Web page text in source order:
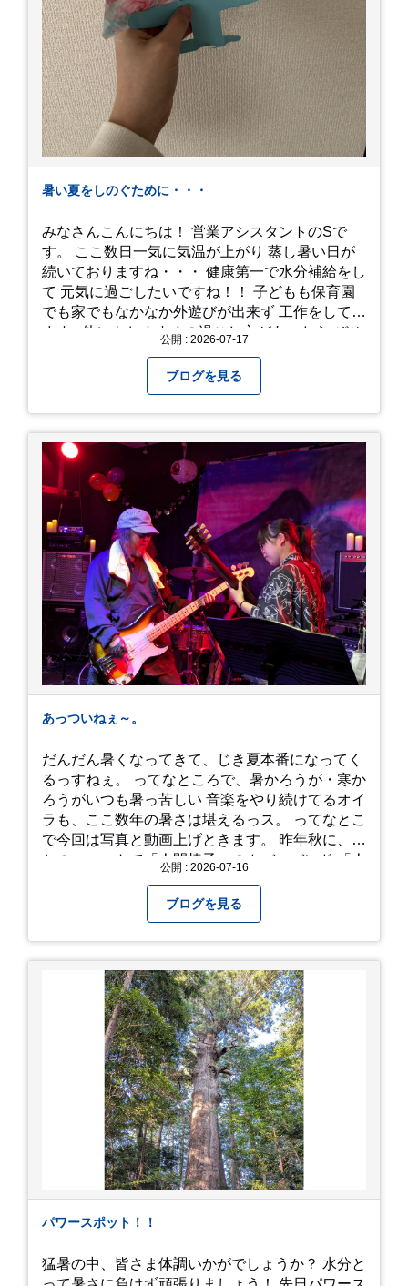
暑い夏をしのぐために・・・
みなさんこんにちは！ 営業アシスタントのSで
す。 ここ数日一気に気温が上がり 蒸し暑い日が
続いておりますね・・・ 健康第一で水分補給をし
て 元気に過ごしたいですね！！ 子どもも保育園
でも家でもなかなか外遊びが出来ず 工作をしてい
ます♪ 他にもおすすめの過ごし方があったら ぜひ
公開 : 2026-07-17
ブログを見る
あっついねぇ～。
だんだん暑くなってきて、じき夏本番になってく
るっすねぇ。 ってなところで、暑かろうが・寒か
ろうがいつも暑っ苦しい 音楽をやり続けてるオイ
ラも、ここ数年の暑さは堪えるっス。 ってなとこ
で今回は写真と動画上げときます。 昨年秋に、娘
とのユニットで「人間椅子」のカバーバンド 「人
画にしており、娘のファンからもアップしてくれ
ッ！」とされているので ここだけの公開としま
す。 非常に暑苦しいのでご観覧される方は、ご注
意くださいませ。 では、熱中症に気を付けて、お
過ごしください。
https://youtu.be/QWVP8qzpsUE
公開 : 2026-07-16
ブログを見る
パワースポット！！
猛暑の中、皆さま体調いかがでしょうか？ 水分と